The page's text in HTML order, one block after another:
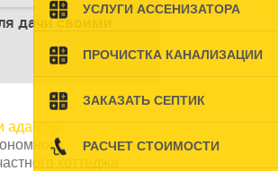
УСЛУГИ АССЕНИЗАТОРА
ПРОЧИСТКА КАНАЛИЗАЦИИ
ЗАКАЗАТЬ СЕПТИК
РАСЧЕТ СТОИМОСТИ
первая постройка,
строится на дачном
дачи своими
это устройства, с
благоустройство
адаптер
коттеджа